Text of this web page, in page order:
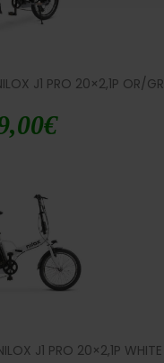
J1 PRO 20×2,1P OR/GR
€
J1 PRO 20×2,1P WHITE